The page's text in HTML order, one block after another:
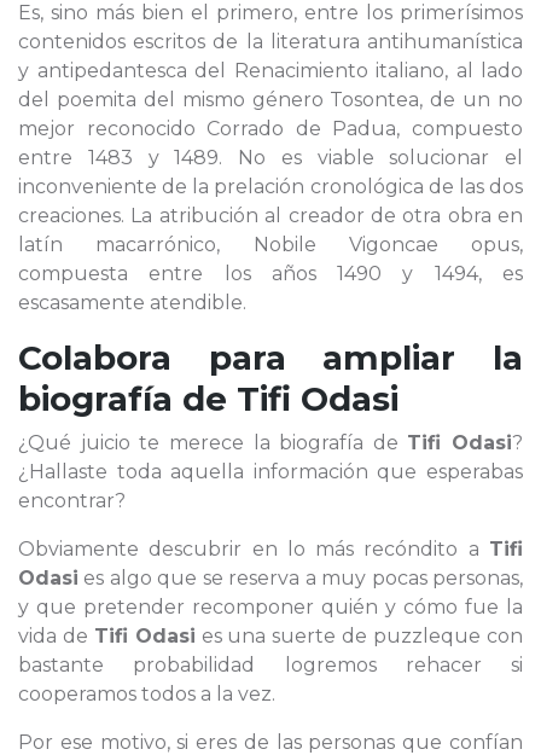
Es, sino más bien el primero, entre los primerísimos
contenidos escritos de la literatura antihumanística
y antipedantesca del Renacimiento italiano, al lado
del poemita del mismo género Tosontea, de un no
mejor reconocido Corrado de Padua, compuesto
entre 1483 y 1489. No es viable solucionar el
inconveniente de la prelación cronológica de las dos
creaciones. La atribución al creador de otra obra en
latín macarrónico, Nobile Vigoncae opus,
compuesta entre los años 1490 y 1494, es
escasamente atendible.
Colabora para ampliar la
biografía de Tifi Odasi
¿Qué juicio te merece la biografía de Tifi Odasi?
¿Hallaste toda aquella información que esperabas
encontrar?
Obviamente descubrir en lo más recóndito a Tifi
Odasi es algo que se reserva a muy pocas personas,
y que pretender recomponer quién y cómo fue la
vida de Tifi Odasi es una suerte de puzzleque con
bastante probabilidad logremos rehacer si
cooperamos todos a la vez.
Por ese motivo, si eres de las personas que confían